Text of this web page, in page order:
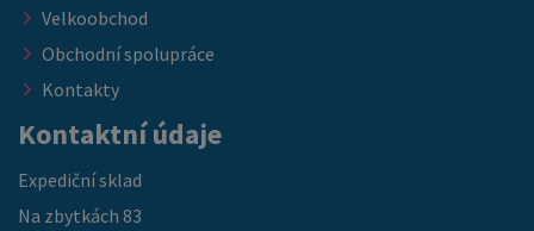
Velkoobchod
Obchodní spolupráce
Kontakty
Kontaktní údaje
Expediční sklad
Na zbytkách 83